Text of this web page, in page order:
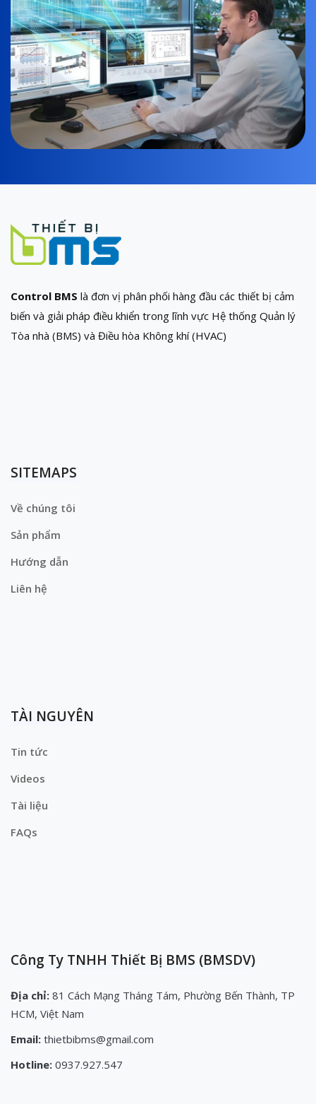
Control BMS là đơn vị phân phối hàng đầu các thiết bị cảm
biến và giải pháp điều khiển trong lĩnh vực Hệ thống Quản lý
Tòa nhà (BMS) và Điều hòa Không khí (HVAC)
SITEMAPS
Về chúng tôi
Sản phẩm
Hướng dẫn
Liên hệ
TÀI NGUYÊN
Tin tức
Videos
Tài liệu
FAQs
Công Ty TNHH Thiết Bị BMS (BMSDV)
Địa chỉ: 81 Cách Mạng Tháng Tám, Phường Bến Thành, TP
HCM, Việt Nam
Email: thietbibms@gmail.com
Hotline: 0937.927.547